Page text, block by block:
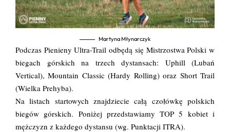
Martyna Młynarczyk
Podczas Pienieny Ultra-Trail odbędą się Mistrzostwa Polski w
biegach górskich na trzech dystansach: Uphill (Lubań
Vertical), Mountain Classic (Hardy Rolling) oraz Short Trail
(Wielka Prehyba).
Na listach startowych znajdziecie całą czołówkę polskich
biegów górskich. Poniżej przedstawiamy TOP 5 kobiet i
mężczyzn z każdego dystansu (wg. Punktacji ITRA).